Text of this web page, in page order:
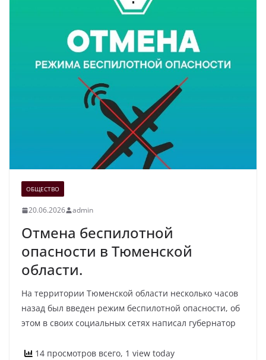
ОБЩЕСТВО
20.06.2026 admin
Отмена беспилотной
опасности в Тюменской
области.
На территории Тюменской области несколько часов
назад был введен режим беспилотной опасности, об
этом в своих социальных сетях написал губернатор
14 просмотров всего, 1 view today